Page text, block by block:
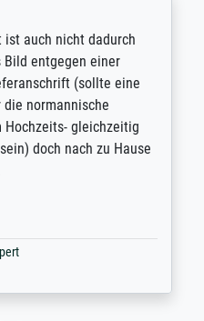
nicht dadurch
entgegen einer
(sollte eine
gleichzeitig
doch nach zu Hause